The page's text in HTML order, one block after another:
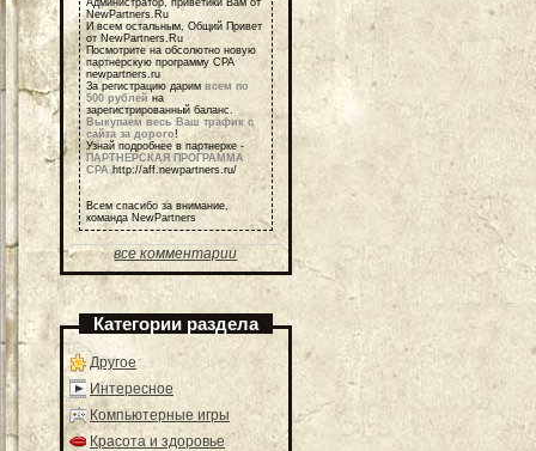
NewPartners.Ru
И всем остальным, Общий Привет
от NewPartners.Ru
Посмотрите на обсолютно новую
партнерскую программу СРА
newpartners.ru
За регистрацию дарим всем по
500 рублей на
зарегистрированный баланс.
Выкупаем весь Ваш трафик с
сайта за дорого!
Узнай подробнее в партнерке -
ПАРТНЕРСКАЯ ПРОГРАММА
СРА http://aff.newpartners.ru/
Всем спасибо за внимание,
команда NewPartners
все комментарии
Категории раздела
Другое
Интересное
Компьютерные игры
Красота и здоровье